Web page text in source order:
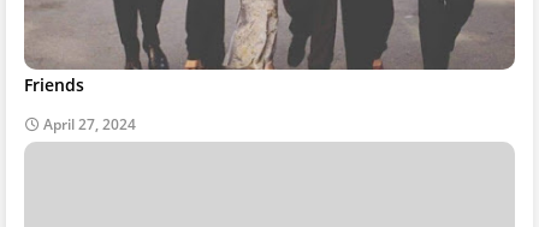
Friends
April 27, 2024